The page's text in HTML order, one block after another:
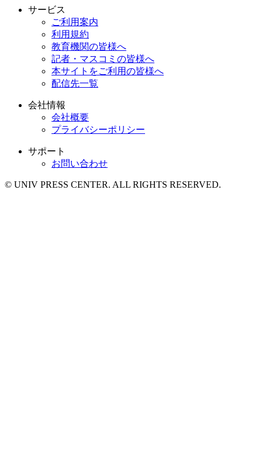
サービス
ご利用案内
利用規約
教育機関の皆様へ
記者・マスコミの皆様へ
本サイトをご利用の皆様へ
配信先一覧
会社情報
会社概要
プライバシーポリシー
サポート
お問い合わせ
© UNIV PRESS CENTER. ALL RIGHTS RESERVED.